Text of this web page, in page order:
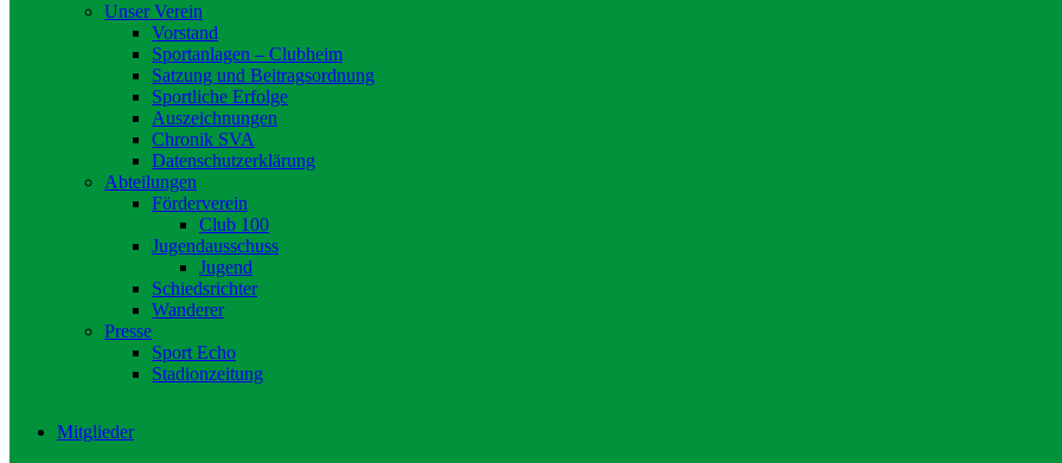
Unser Verein
Vorstand
Sportanlagen – Clubheim
Satzung und Beitragsordnung
Sportliche Erfolge
Auszeichnungen
Chronik SVA
Datenschutzerklärung
Abteilungen
Förderverein
Club 100
Jugendausschuss
Jugend
Schiedsrichter
Wanderer
Presse
Sport Echo
Stadionzeitung
Mitglieder